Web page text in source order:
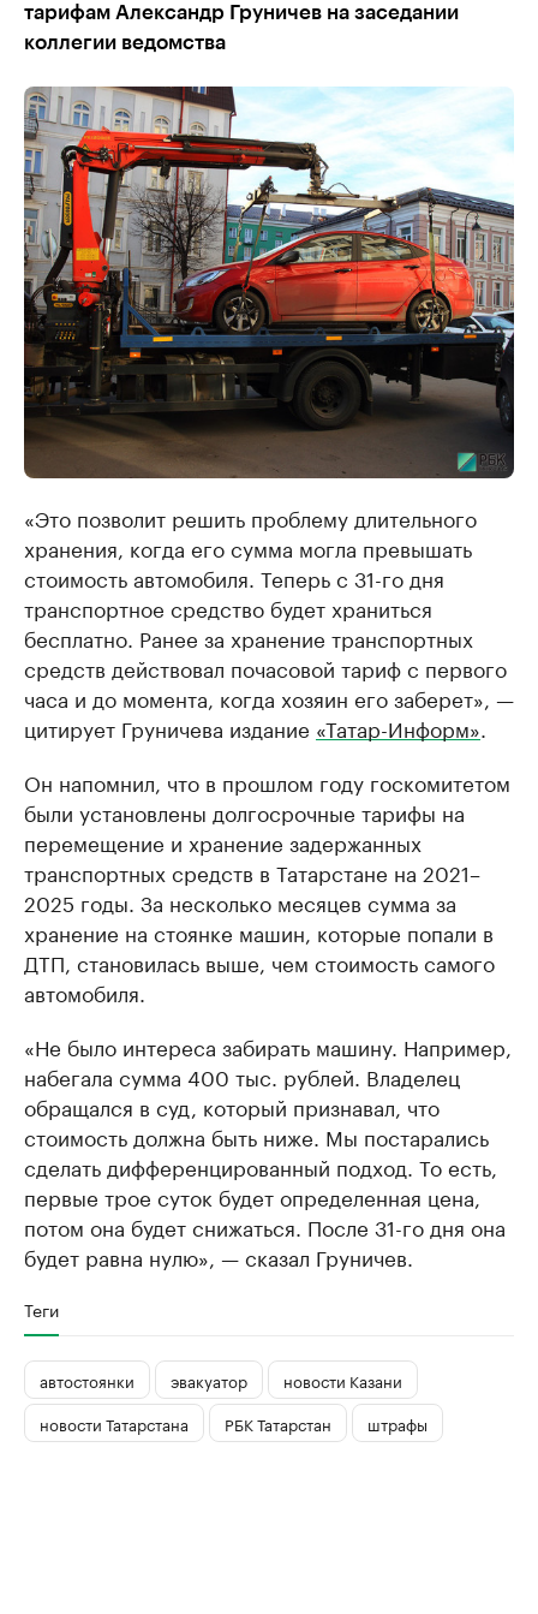
тарифам Александр Груничев на заседании
коллегии ведомства
«Это позволит решить проблему длительного
хранения, когда его сумма могла превышать
стоимость автомобиля. Теперь с 31-го дня
транспортное средство будет храниться
бесплатно. Ранее за хранение транспортных
средств действовал почасовой тариф с первого
часа и до момента, когда хозяин его заберет», —
цитирует Груничева издание «Татар-Информ».
Он напомнил, что в прошлом году госкомитетом
были установлены долгосрочные тарифы на
перемещение и хранение задержанных
транспортных средств в Татарстане на 2021–
2025 годы. За несколько месяцев сумма за
хранение на стоянке машин, которые попали в
ДТП, становилась выше, чем стоимость самого
автомобиля.
«Не было интереса забирать машину. Например,
набегала сумма 400 тыс. рублей. Владелец
обращался в суд, который признавал, что
стоимость должна быть ниже. Мы постарались
сделать дифференцированный подход. То есть,
первые трое суток будет определенная цена,
потом она будет снижаться. После 31-го дня она
будет равна нулю», — сказал Груничев.
Теги
автостоянки эвакуатор
новости Казани
новости Татарстана
РБК Татарстан штрафы